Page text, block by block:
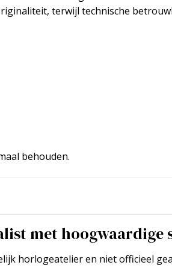
terwijl technische
behouden.
met hoogwaardige
horlogeatelier en niet officieel